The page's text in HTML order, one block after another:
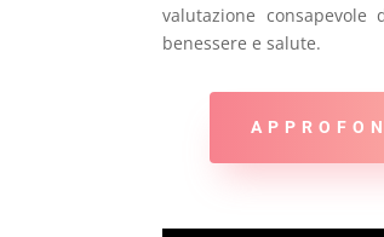
valutazione
benessere e salute.